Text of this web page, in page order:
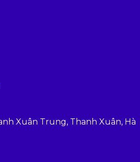
Xuân Trung, Thanh Xuân, Hà